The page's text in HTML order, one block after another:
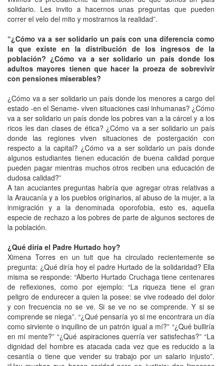
solidario. Les invito a hacernos unas preguntas que pueden
correr el velo del mito y mostrarnos la realidad”.
“¿Cómo va a ser solidario un país con una diferencia como
la que existe en la distribución de los ingresos de la
población? ¿Cómo va a ser solidario un país donde los
adultos mayores tienen que hacer la proeza de sobrevivir
con pensiones miserables?
¿Cómo va a ser solidario un país donde los menores a cargo del
estado -en el Sename- viven situaciones casi inhumanas? ¿Cómo
va a ser solidario un país donde los pobres van a la cárcel y a los
ricos les dan clases de ética? ¿Cómo va a ser solidario un país
donde las regiones viven situaciones de postergación con
respecto a la capital? ¿Cómo va a ser solidario un país donde
algunos estudiantes tienen educación de buena calidad porque
pueden pagar mientras muchos otros reciben una educación de
dudosa calidad?”
A tan acuciantes preguntas habría que agregar otras relativas a
la Araucanía y a los pueblos originarios, al abuso de la mujer, a la
inmigración y a la denominada oporofobia, esto es, aquella
especie de rechazo a los pobres de parte de algunos sectores de
la población.
¿Qué diría el Padre Hurtado hoy?
Ximena Torres en un tuit que ha circulado recientemente se
pregunta: ¿Qué diría hoy el padre Hurtado de la solidaridad? Ella
misma se responde: “Alberto Hurtado Cruchaga tiene centenares
de reflexiones, como por ejemplo: “La riqueza tiene el gran
peligro de endurecer a quien la posee: se vive rodeado del dolor
y con frecuencia no se ve. Si se ve no se comprende. Y si se
comprende se niega”. “¿Qué pensaría yo si me encontrara un día
como sirviente o inquilino de un patrón igual a mí?” “¿Qué bulliría
en mi mente?” “¿Qué aspiraciones querría ver satisfechas?” “La
dignidad del hombre es atacada cada vez que es reducido a la
cesantía o tiene que vender su trabajo por un salario injusto”.